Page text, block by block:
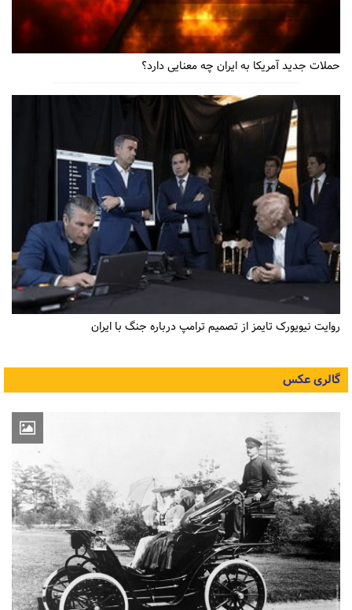
حملات جدید آمریکا به ایران چه معنایی دارد؟
روایت نیویورک تایمز از تصمیم ترامپ درباره جنگ با ایران
گالری عکس